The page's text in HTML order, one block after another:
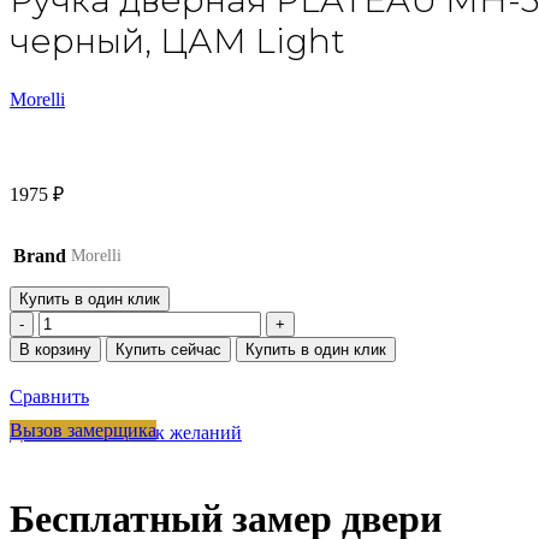
черный, ЦАМ Light
Morelli
1975 ₽
Brand Morelli
Купить в один клик
Количество
товара
Ручка
PLATEAU
MH-
на
В корзину Купить сейчас Купить в один клик
Сравнить
Добавить в список желаний
Вызов замерщика
Бесплатный замер двери